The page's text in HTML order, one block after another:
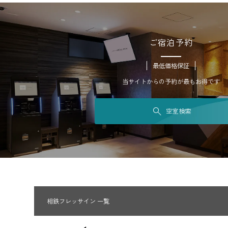
ご宿泊予約
最低価格保証
当サイトからの予約が最もお得です
空室検索
相鉄フレッサイン 一覧